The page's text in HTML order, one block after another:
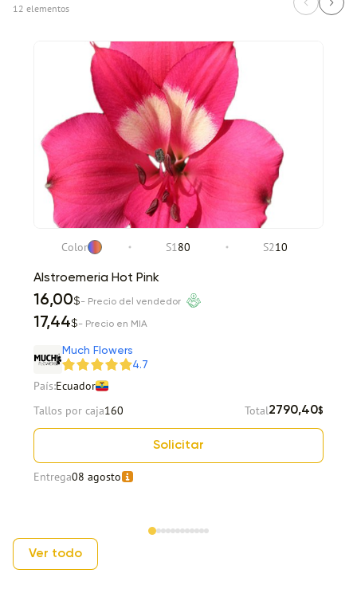
12 elementos
Color S180 S210
Alstroemeria Hot Pink
16,00$- Precio del vendedor
17,44$- Precio en MIA
Much Flowers
4.7
País:Ecuador
Tallos por caja160 Total2790,40$
Solicitar
Entrega08 agosto
Item 1 of 12
Ver todo